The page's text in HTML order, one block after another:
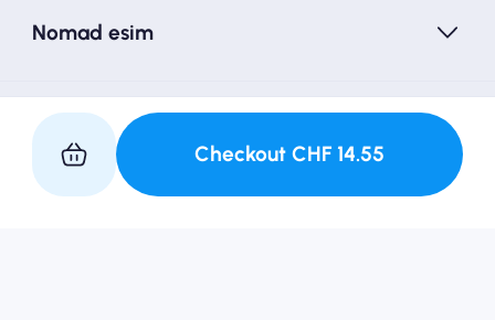
CheckoutCHF14.55
Nomad esim
Suivez-nous